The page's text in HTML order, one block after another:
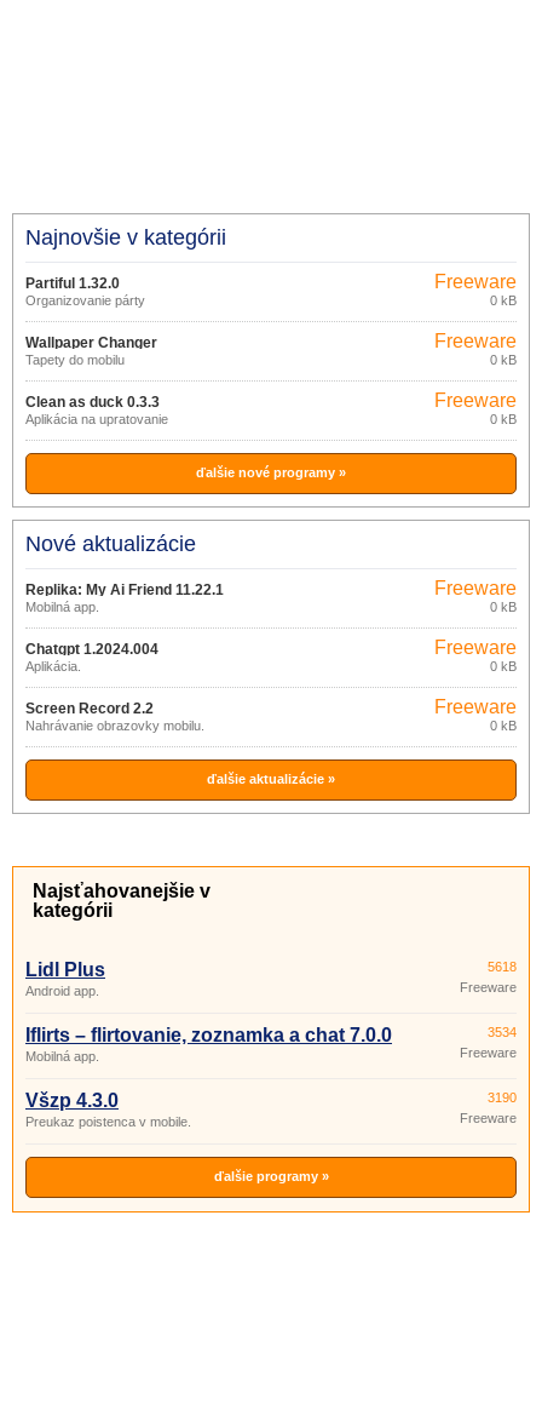
Najnovšie v kategórii
Partiful 1.32.0
Organizovanie párty
Freeware
0 kB
Wallpaper Changer
Tapety do mobilu
Freeware
0 kB
Clean as duck 0.3.3
Aplikácia na upratovanie
Freeware
0 kB
ďalšie nové programy »
Nové aktualizácie
Replika: My Ai Friend 11.22.1
Mobilná app.
Freeware
0 kB
Chatgpt 1.2024.004
Aplikácia.
Freeware
0 kB
Screen Record 2.2
Nahrávanie obrazovky mobilu.
Freeware
0 kB
ďalšie aktualizácie »
Najsťahovanejšie v
kategórii
Lidl Plus
Android app.
5618
Freeware
Iflirts – flirtovanie, zoznamka a chat 7.0.0
Mobilná app.
3534
Freeware
Všzp 4.3.0
Preukaz poistenca v mobile.
3190
Freeware
ďalšie programy »